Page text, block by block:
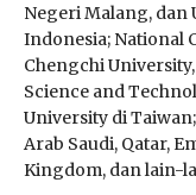
Negeri Malang, dan
Indonesia; National
Chengchi
Science and
University di
Arab Saudi, Qatar,
Kingdom, dan lain-